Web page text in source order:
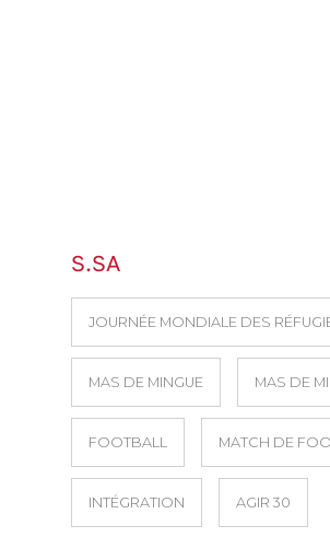
S.SA
JOURNÉE MONDIALE DES
MAS DE MINGUE MAS DE
FOOTBALL MATCH DE
INTÉGRATION AGIR 30